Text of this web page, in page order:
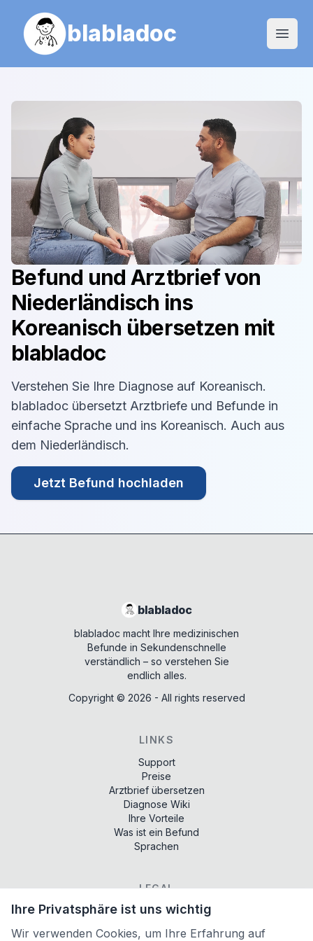
blabladoc Open
Befund und Arztbrief von
Niederländisch ins
Koreanisch übersetzen mit
blabladoc
Verstehen Sie Ihre Diagnose auf Koreanisch.
blabladoc übersetzt Arztbriefe und Befunde in
einfache Sprache und ins Koreanisch. Auch aus
dem Niederländisch.
Jetzt Befund hochladen
blabladoc
blabladoc macht Ihre medizinischen
Befunde in Sekundenschnelle
verständlich – so verstehen Sie
endlich alles.
Copyright © 2026 - All rights reserved
LINKS
Support
Preise
Arztbrief übersetzen
Diagnose Wiki
Ihre Vorteile
Was ist ein Befund
Sprachen
LEGAL
Terms of services
Imprint
Ihre Privatsphäre ist uns wichtig
Wir verwenden Cookies, um Ihre Erfahrung auf